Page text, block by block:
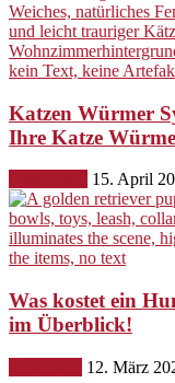
Katzen Würmer
Ihre Katze
15. April
Was kostet ein
im Überblick!
12. März